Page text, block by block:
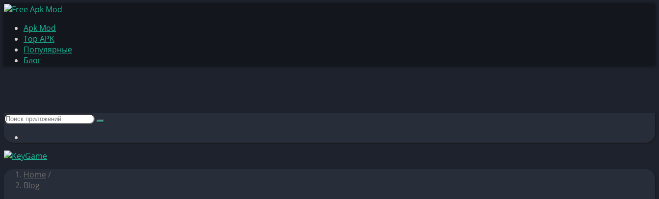
Apk Mod
Top APK
Популярные
Блог
Home /
Blog